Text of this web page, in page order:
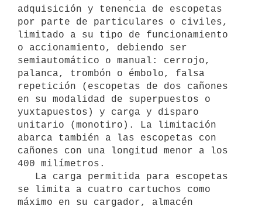
adquisición y tenencia de escopetas
por parte de particulares o civiles,
limitado a su tipo de funcionamiento
o accionamiento, debiendo ser
semiautomático o manual: cerrojo,
palanca, trombón o émbolo, falsa
repetición (escopetas de dos cañones
en su modalidad de superpuestos o
yuxtapuestos) y carga y disparo
unitario (monotiro). La limitación
abarca también a las escopetas con
cañones con una longitud menor a los
400 milímetros.
se limita a cuatro cartuchos como
máximo en su cargador, almacén